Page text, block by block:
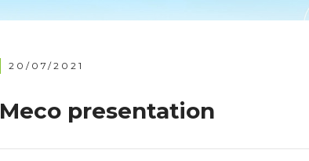
20/07/2021
Meco presentation